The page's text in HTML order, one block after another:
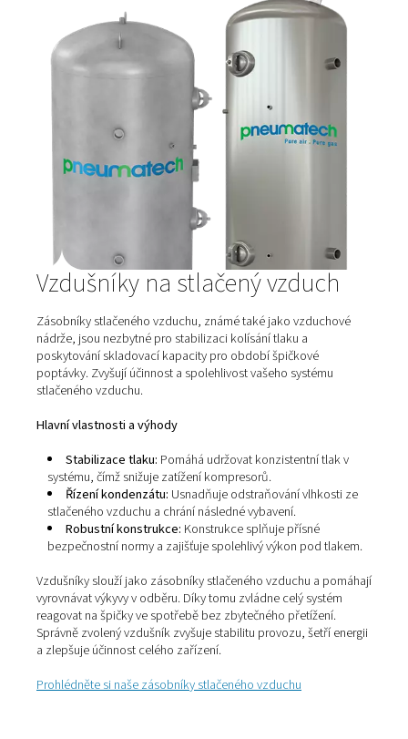
Rozvod stlačeného vzduchu
Kvalitní a odolné potrubí je základem efektivního
stlačeného vzduchu ve vaší provozovně. Naše řešení
minimalizují tlakové ztráty, snižují energetické náklady
kontaminaci vzduchu. Díky tomu se na přívod čistého a
stabilního vzduchu k vašemu zařízení můžete
den.​
Hlavní vlastnosti a výhody
Optimální konstrukce proudění: Navrženo pro
průtok vzduchu s minimálním vířením a tlakovými
výsledkem je vyšší účinnost a spolehlivost systému.​
Kvalitní konstrukce pro dlouhou životnost a čistý
vzduch: Používáme materiály odolné vůči korozi,
zajišťují maximální spolehlivost a čistotu vzduchu po
dobu provozu. Díky tomu se můžete spolehnout na
dlouhodobý výkon bez zbytečných výpadků či
řešení.​
Snadná instalace:Modulární konstrukce zajišťuje
flexibilní instalaci s možností budoucího rozšíření
podle aktuálních potřeb.
Správně navržený potrubní systém je klíčem k efektivitě
stlačeného vzduchu – minimalizuje úniky a tlakové
Prohlédněte si naše produkty pro rozvody stlačeného